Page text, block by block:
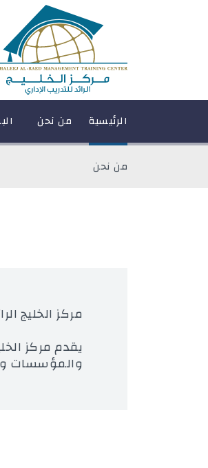
الرئيسية من نحن
من نحن
مركز الخليج
يقدم مركز
والمؤسسات